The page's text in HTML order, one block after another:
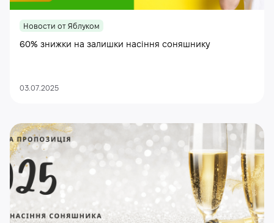
Новости от Яблуком
60% знижки на залишки насіння соняшнику
03.07.2025